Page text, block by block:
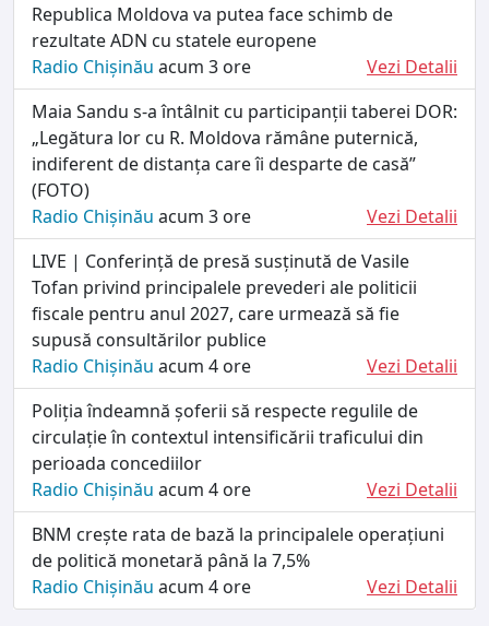
Republica Moldova va putea face schimb de
rezultate ADN cu statele europene
Radio Chișinău acum 3 ore
Vezi Detalii
Maia Sandu s-a întâlnit cu participanții taberei DOR:
„Legătura lor cu R. Moldova rămâne puternică,
indiferent de distanța care îi desparte de casă”
(FOTO)
Radio Chișinău acum 3 ore
Vezi Detalii
LIVE | Conferință de presă susținută de Vasile
Tofan privind principalele prevederi ale politicii
fiscale pentru anul 2027, care urmează să fie
supusă consultărilor publice
Radio Chișinău acum 4 ore
Vezi Detalii
Poliția îndeamnă șoferii să respecte regulile de
circulație în contextul intensificării traficului din
perioada concediilor
Radio Chișinău acum 4 ore
Vezi Detalii
BNM crește rata de bază la principalele operațiuni
de politică monetară până la 7,5%
Radio Chișinău acum 4 ore Vezi Detalii